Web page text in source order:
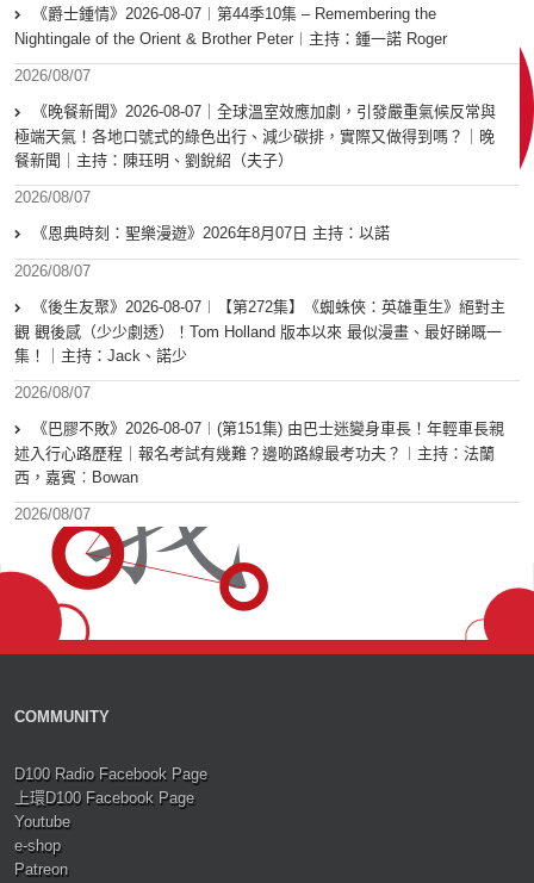
《爵士鍾情》2026-08-07︱第44季10集 – Remembering the
Nightingale of the Orient & Brother Peter︱主持：鍾一諾 Roger
2026/08/07
《晚餐新聞》2026-08-07｜全球溫室效應加劇，引發嚴重氣候反常與
極端天氣！各地口號式的綠色出行、減少碳排，實際又做得到嗎？｜晚
餐新聞｜主持：陳珏明、劉銳紹（夫子）
2026/08/07
《恩典時刻：聖樂漫遊》2026年8月07日 主持：以諾
2026/08/07
《後生友聚》2026-08-07︱【第272集】《蜘蛛俠：英雄重生》絕對主
觀 觀後感（少少劇透）！Tom Holland 版本以來 最似漫畫、最好睇嘅一
集！｜主持：Jack、諾少
2026/08/07
《巴膠不敗》2026-08-07︱(第151集) 由巴士迷變身車長！年輕車長親
述入行心路歷程｜報名考試有幾難？邊啲路線最考功夫？︱主持：法蘭
西，嘉賓︰Bowan
2026/08/07
COMMUNITY
D100 Radio Facebook Page
上環D100 Facebook Page
Youtube
e-shop
Patreon